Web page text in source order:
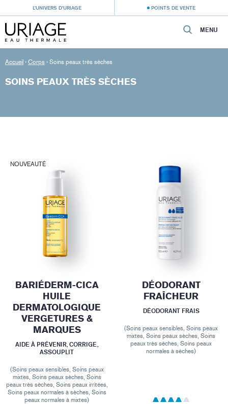
L’UNIVERS D’URIAGE POINTS DE VENTE
MENU
Accueil › Corps › Soins peaux très sèches
SOINS PEAUX TRÈS SÈCHES
NOUVEAUTÉ
BARIÉDERM-CICA
HUILE
DERMATOLOGIQUE
VERGETURES &
MARQUES
AIDE À PRÉVENIR, CORRIGE,
ASSOUPLIT
(Soins peaux sensibles, Soins peaux
mixtes, Soins peaux sèches, Soins
peaux très sèches, Soins peaux irritées,
Soins peaux normales à sèches, Soins
peaux normales à mixtes)
DÉODORANT
FRAÎCHEUR
DÉODORANT FRAIS
(Soins peaux sensibles, Soins peaux
mixtes, Soins peaux sèches, Soins
peaux très sèches, Soins peaux
normales à sèches)